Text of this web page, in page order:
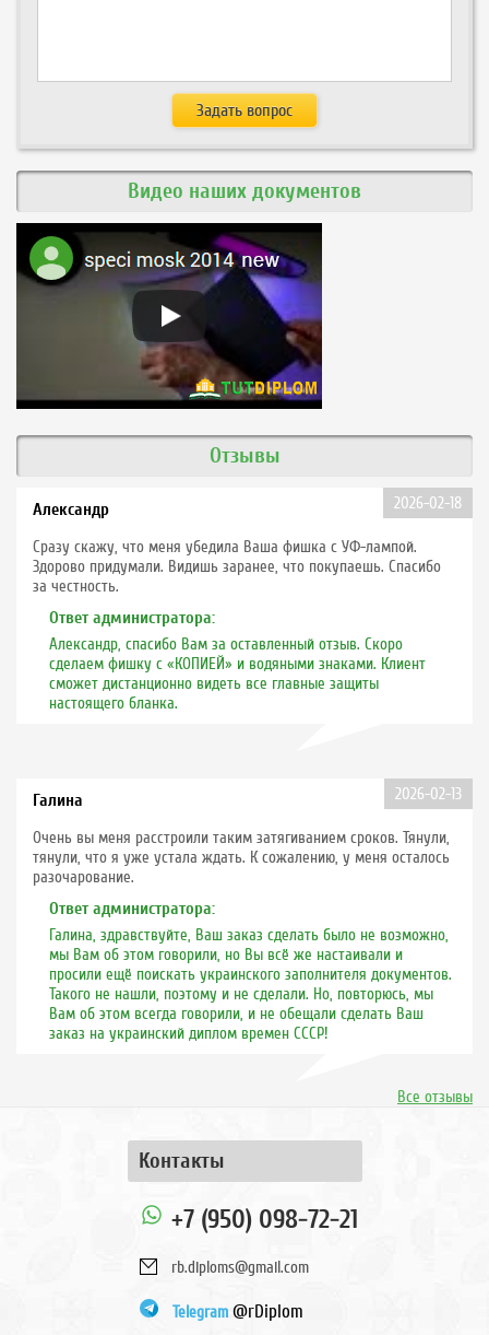
Видео наших документов
Отзывы
Александр 2026-02-18
Сразу скажу, что меня убедила Ваша фишка с УФ-лампой.
Здорово придумали. Видишь заранее, что покупаешь. Спасибо
за честность.
Ответ администратора:
Александр, спасибо Вам за оставленный отзыв. Скоро
сделаем фишку с «КОПИЕЙ» и водяными знаками. Клиент
сможет дистанционно видеть все главные защиты
настоящего бланка.
Галина 2026-02-13
Очень вы меня расстроили таким затягиванием сроков. Тянули,
тянули, что я уже устала ждать. К сожалению, у меня осталось
разочарование.
Ответ администратора:
Галина, здравствуйте, Ваш заказ сделать было не возможно,
мы Вам об этом говорили, но Вы всё же настаивали и
просили ещё поискать украинского заполнителя документов.
Такого не нашли, поэтому и не сделали. Но, повторюсь, мы
Вам об этом всегда говорили, и не обещали сделать Ваш
заказ на украинский диплом времен СССР!
Все отзывы
Контакты
+7 (950) 098-72-21
rb.diploms@gmail.com
Telegram@rDiplom